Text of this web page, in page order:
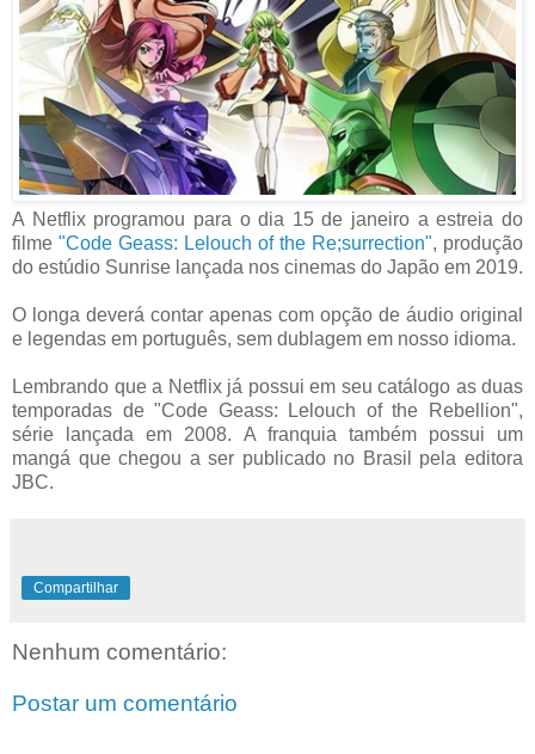
A Netflix programou para o dia 15 de janeiro a estreia do
filme "Code Geass: Lelouch of the Re;surrection", produção
do estúdio Sunrise lançada nos cinemas do Japão em 2019.
O longa deverá contar apenas com opção de áudio original
e legendas em português, sem dublagem em nosso idioma.
Lembrando que a Netflix já possui em seu catálogo as duas
temporadas de "Code Geass: Lelouch of the Rebellion",
série lançada em 2008. A franquia também possui um
mangá que chegou a ser publicado no Brasil pela editora
JBC.
Compartilhar
Nenhum comentário:
Postar um comentário